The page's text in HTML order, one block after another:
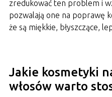
zredukować ten problem i
pozwalają one na poprawę
że są miękkie, błyszczące,
Jakie kosmetyki
włosów warto